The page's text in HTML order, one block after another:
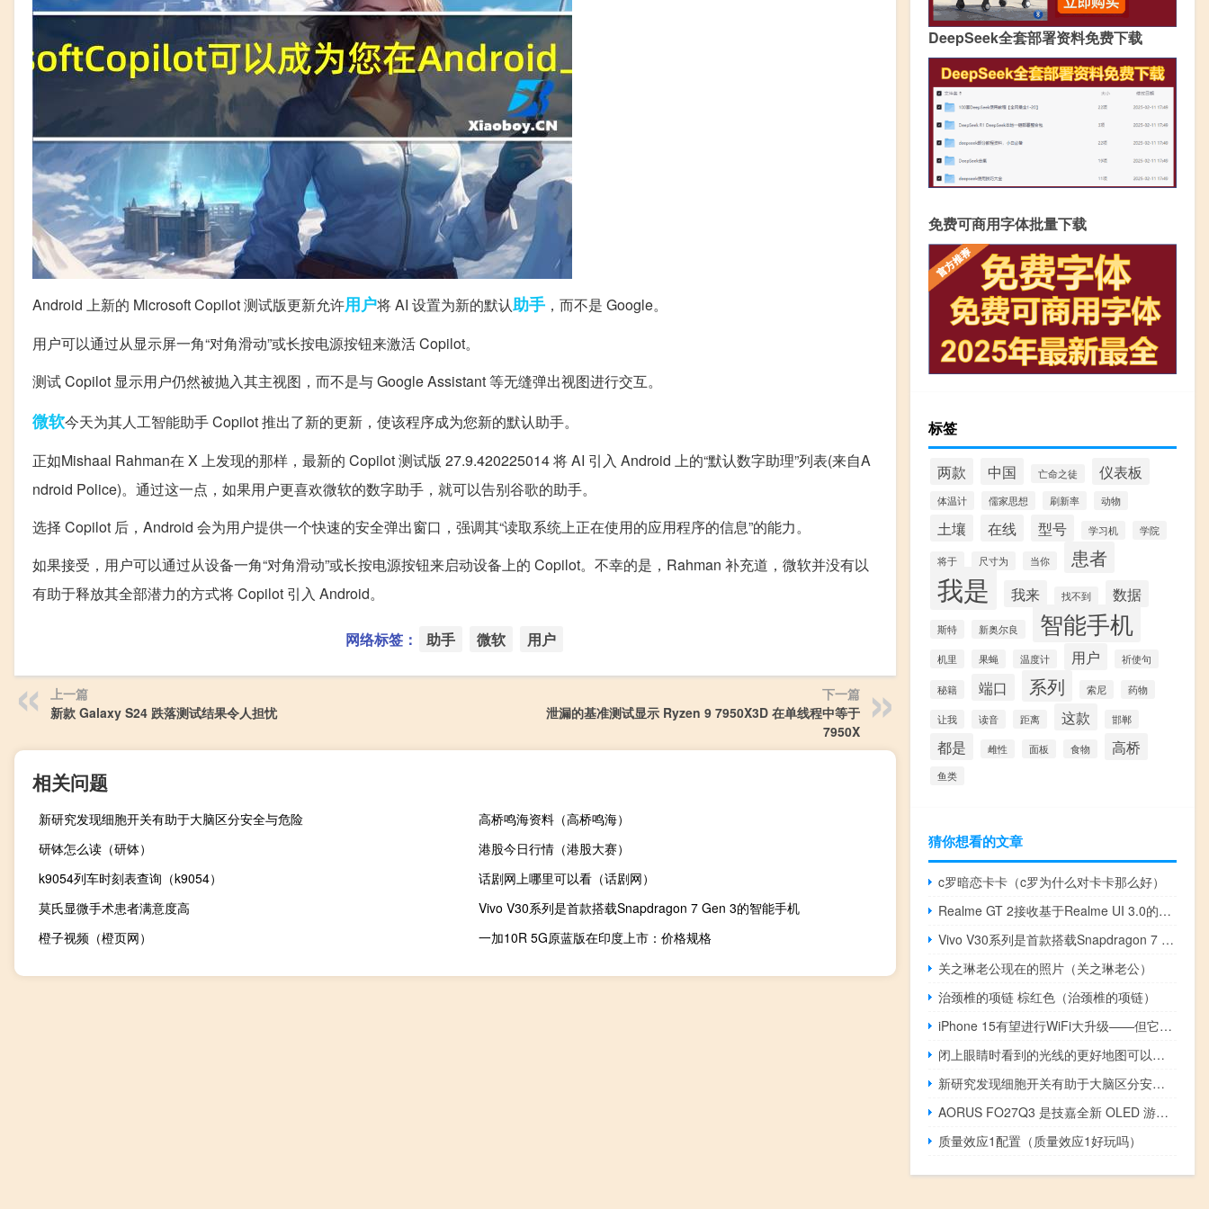
Android 上新的 Microsoft Copilot 测试版更新允许用户将 AI 设置为新的默认助手 ，而不是 Google。
用户可以通过从显示屏一角“对角滑动”或长按电源按钮来激活 Copilot。
测试 Copilot 显示用户仍然被抛入其主视图，而不是与 Google Assistant 等无缝弹出视图进行交互。
微软今天为其人工智能助手 Copilot 推出了新的更新，使该程序成为您新的默认助手。
正如Mishaal Rahman在 X 上发现的那样，最新的 Copilot 测试版 27.9.420225014 将 AI 引入 Android 上的“默认数字助理”列表(来自A
ndroid Police)。通过这一点，如果用户更喜欢微软的数字助手，就可以告别谷歌的助手。
选择 Copilot 后，Android 会为用户提供一个快速的安全弹出窗口，强调其“读取系统上正在使用的应用程序的信息”的能力。
如果接受，用户可以通过从设备一角“对角滑动”或长按电源按钮来启动设备上的 Copilot。不幸的是，Rahman 补充道，微软并没有以
有助于释放其全部潜力的方式将 Copilot 引入 Android。
网络标签： 助手 微软 用户
上一篇
新款 Galaxy S24 跌落测试结果令人担忧
下一篇
泄漏的基准测试显示 Ryzen 9 7950X3D 在单线程中等于
7950X
相关问题
新研究发现细胞开关有助于大脑区分安全与危险
高桥鸣海资料（高桥鸣海）
研钵怎么读（研钵）
港股今日行情（港股大赛）
k9054列车时刻表查询（k9054）
话剧网上哪里可以看（话剧网）
莫氏显微手术患者满意度高
Vivo V30系列是首款搭载Snapdragon 7 Gen 3的智能手机
橙子视频（橙页网）
一加10R 5G原蓝版在印度上市：价格规格
DeepSeek全套部署资料免费下载
免费可商用字体批量下载
标签
两款 中国 亡命之徒 仪表板
体温计 儒家思想 刷新率 动物
土壤 在线 型号 学习机 学院
将于 尺寸为 当你 患者
我是 我来 找不到 数据
斯特 新奥尔良 智能手机
机里 果蝇 温度计 用户 祈使句
秘籍 端口 系列 索尼 药物
让我 读音 距离 这款 邯郸
都是 雌性 面板 食物 高桥
鱼类
猜你想看的文章
c罗暗恋卡卡（c罗为什么对卡卡那么好）
Realme GT 2接收基于Realme UI 3.0的Android 13抢先体验更新
Vivo V30系列是首款搭载Snapdragon 7 Gen 3的智能手机
关之琳老公现在的照片（关之琳老公）
治颈椎的项链 棕红色（治颈椎的项链）
iPhone 15有望进行WiFi大升级——但它会仅限于Pro吗
闭上眼睛时看到的光线的更好地图可以改善仿生眼效果
新研究发现细胞开关有助于大脑区分安全与危险
AORUS FO27Q3 是技嘉全新 OLED 游戏显示器中最小的一款
质量效应1配置（质量效应1好玩吗）